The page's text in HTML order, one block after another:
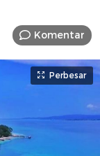
Komentar
Perbesar